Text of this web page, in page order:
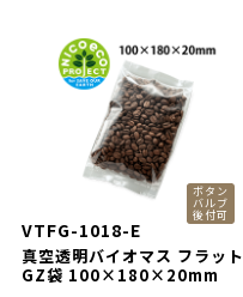
ボタン
バルブ
後付可
VTFG-1018-E
真空透明バイオマス フラット
GZ袋 100×180×20mm